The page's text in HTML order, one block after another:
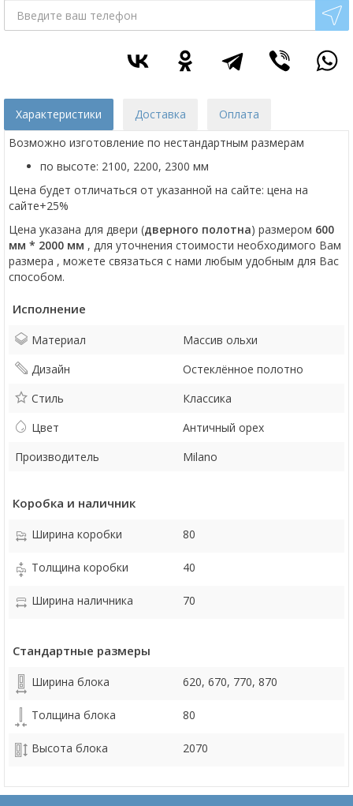
Характеристики Доставка
Оплата
Возможно изготовление по нестандартным размерам
по высоте: 2100, 2200, 2300 мм
Цена будет отличаться от указанной на сайте: цена на
сайте+25%
Цена указана для двери (дверного полотна) размером 600
мм * 2000 мм , для уточнения стоимости необходимого Вам
размера , можете связаться с нами любым удобным для Вас
способом.
Исполнение
Материал
Массив ольхи
Дизайн
Остеклённое полотно
Стиль
Классика
Цвет
Античный орех
Производитель
Milano
Коробка и наличник
Ширина коробки 80
Толщина коробки 40
Ширина наличника 70
Стандартные размеры
Ширина блока 620, 670, 770, 870
Толщина блока 80
Высота блока 2070